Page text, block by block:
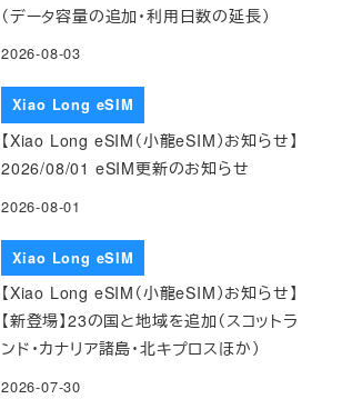
（データ容量の追加・利用日数の延長）
2026-08-03
Xiao Long eSIM
【Xiao Long eSIM（小龍eSIM）お知らせ】
2026/08/01 eSIM更新のお知らせ
2026-08-01
Xiao Long eSIM
【Xiao Long eSIM（小龍eSIM）お知らせ】
【新登場】23の国と地域を追加（スコットラ
ンド・カナリア諸島・北キプロスほか）
2026-07-30